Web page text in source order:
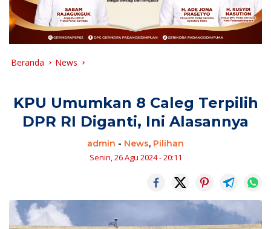
Beranda News
KPU Umumkan 8 Caleg Terpilih
DPR RI Diganti, Ini Alasannya
admin - News, Pilihan
Senin, 26 Agu 2024 - 20:11